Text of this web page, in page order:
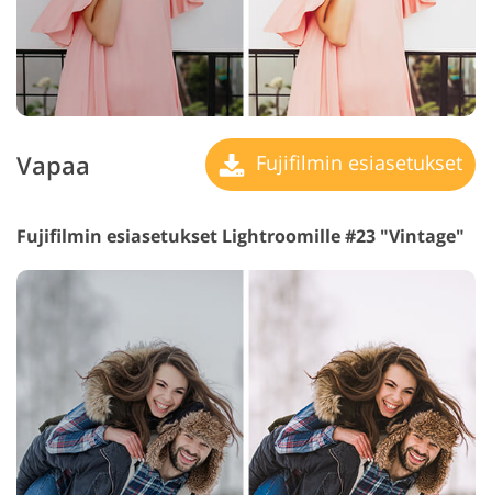
Vapaa Fujifilmin esiasetukset
Fujifilmin esiasetukset Lightroomille #23 "Vintage"